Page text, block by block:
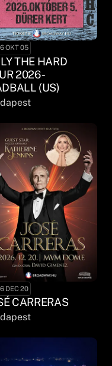
OKT 05
THE HARD
2026 -
(US)
DEC 20
CARRERAS